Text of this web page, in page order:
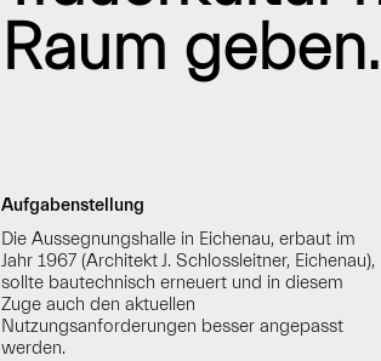
Raum geben.
Aufgabenstellung
Die Aussegnungshalle in Eichenau, erbaut im
Jahr 1967 (Architekt J. Schlossleitner, Eichenau),
sollte bautechnisch erneuert und in diesem
Zuge auch den aktuellen
Nutzungsanforderungen besser angepasst
werden.